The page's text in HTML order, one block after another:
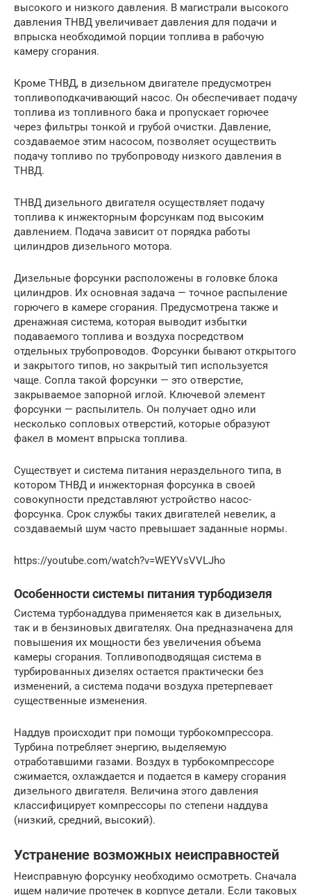
высокого и низкого давления. В магистрали высокого
давления ТНВД увеличивает давления для подачи и
впрыска необходимой порции топлива в рабочую
камеру сгорания.
Кроме ТНВД, в дизельном двигателе предусмотрен
топливоподкачивающий насос. Он обеспечивает подачу
топлива из топливного бака и пропускает горючее
через фильтры тонкой и грубой очистки. Давление,
создаваемое этим насосом, позволяет осуществить
подачу топливо по трубопроводу низкого давления в
ТНВД.
ТНВД дизельного двигателя осуществляет подачу
топлива к инжекторным форсункам под высоким
давлением. Подача зависит от порядка работы
цилиндров дизельного мотора.
Дизельные форсунки расположены в головке блока
цилиндров. Их основная задача — точное распыление
горючего в камере сгорания. Предусмотрена также и
дренажная система, которая выводит избытки
подаваемого топлива и воздуха посредством
отдельных трубопроводов. Форсунки бывают открытого
и закрытого типов, но закрытый тип используется
чаще. Сопла такой форсунки — это отверстие,
закрываемое запорной иглой. Ключевой элемент
форсунки — распылитель. Он получает одно или
несколько сопловых отверстий, которые образуют
факел в момент впрыска топлива.
Существует и система питания нераздельного типа, в
котором ТНВД и инжекторная форсунка в своей
совокупности представляют устройство насос-
форсунка. Срок службы таких двигателей невелик, а
создаваемый шум часто превышает заданные нормы.
https://youtube.com/watch?v=WEYVsVVLJho
Особенности системы питания турбодизеля
Система турбонаддува применяется как в дизельных,
так и в бензиновых двигателях. Она предназначена для
повышения их мощности без увеличения объема
камеры сгорания. Топливоподводящая система в
турбированных дизелях остается практически без
изменений, а система подачи воздуха претерпевает
существенные изменения.
Наддув происходит при помощи турбокомпрессора.
Турбина потребляет энергию, выделяемую
отработавшими газами. Воздух в турбокомпрессоре
сжимается, охлаждается и подается в камеру сгорания
дизельного двигателя. Величина этого давления
классифицирует компрессоры по степени наддува
(низкий, средний, высокий).
Устранение возможных неисправностей
Неисправную форсунку необходимо осмотреть. Сначала
ищем наличие протечек в корпусе детали. Если таковых